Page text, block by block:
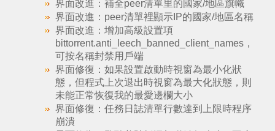
界面改進：補全peer清單里的國家/地區旗幟
界面改進：peer清單裡顯示IP的國家/地區名稱
界面改進：增加高級設置項
bittorrent.anti_leech_banned_client_names，
可按名稱封禁用戶端
界面修復：如果設置啟動時視窗為最小化狀
態，但程式上次退出時視窗為最大化狀態，則
未能正常恢復我的最愛邊欄大小
界面修復：任務日誌清單行數達到上限時程序
崩潰